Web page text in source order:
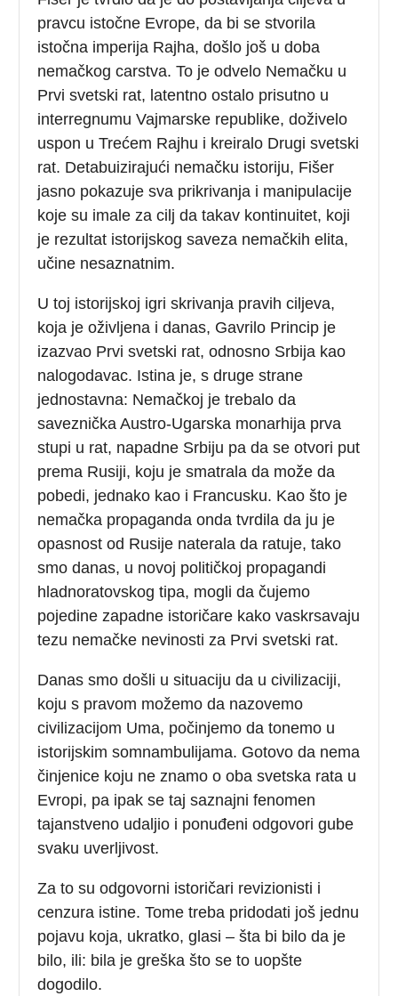
pravcu istočne Evrope, da bi se stvorila
istočna imperija Rajha, došlo još u doba
nemačkog carstva. To je odvelo Nemačku u
Prvi svetski rat, latentno ostalo prisutno u
interregnumu Vajmarske republike, doživelo
uspon u Trećem Rajhu i kreiralo Drugi svetski
rat. Detabuizirajući nemačku istoriju, Fišer
jasno pokazuje sva prikrivanja i manipulacije
koje su imale za cilj da takav kontinuitet, koji
je rezultat istorijskog saveza nemačkih elita,
učine nesaznatnim.
U toj istorijskoj igri skrivanja pravih ciljeva,
koja je oživljena i danas, Gavrilo Princip je
izazvao Prvi svetski rat, odnosno Srbija kao
nalogodavac. Istina je, s druge strane
jednostavna: Nemačkoj je trebalo da
saveznička Austro-Ugarska monarhija prva
stupi u rat, napadne Srbiju pa da se otvori put
prema Rusiji, koju je smatrala da može da
pobedi, jednako kao i Francusku. Kao što je
nemačka propaganda onda tvrdila da ju je
opasnost od Rusije naterala da ratuje, tako
smo danas, u novoj političkoj propagandi
hladnoratovskog tipa, mogli da čujemo
pojedine zapadne istoričare kako vaskrsavaju
tezu nemačke nevinosti za Prvi svetski rat.
Danas smo došli u situaciju da u civilizaciji,
koju s pravom možemo da nazovemo
civilizacijom Uma, počinjemo da tonemo u
istorijskim somnambulijama. Gotovo da nema
činjenice koju ne znamo o oba svetska rata u
Evropi, pa ipak se taj saznajni fenomen
tajanstveno udaljio i ponuđeni odgovori gube
svaku uverljivost.
Za to su odgovorni istoričari revizionisti i
cenzura istine. Tome treba pridodati još jednu
pojavu koja, ukratko, glasi – šta bi bilo da je
bilo, ili: bila je greška što se to uopšte
dogodilo.